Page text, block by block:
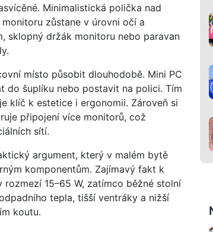
Minimalistická polička nad
zůstane v úrovni očí a
sklopný držák monitoru nebo paravan
místo působit dlouhodobě. Mini PC
do šuplíku nebo postavit na polici. Tím
klíč k estetice i ergonomii. Zároveň si
připojení více monitorů, což
sítí.
argument, který v malém bytě
komponentům. Zajímavý fakt k
15–65 W, zatímco běžné stolní
tepla, tišší ventráky a nižší
koutu.